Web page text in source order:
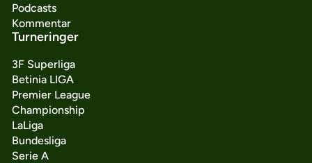
Podcasts
Kommentar
Turneringer
3F Superliga
Betinia LIGA
Premier League
Championship
LaLiga
Bundesliga
Serie A